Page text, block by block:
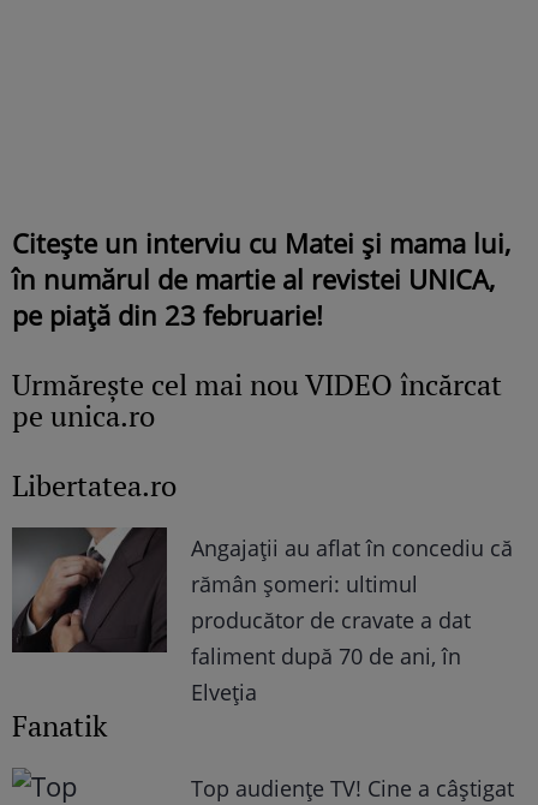
Citește un interviu cu Matei și mama lui,
în numărul de martie al revistei UNICA,
pe piață din 23 februarie!
Urmăreşte cel mai nou VIDEO încărcat
pe unica.ro
Libertatea.ro
Angajații au aflat în concediu că
rămân șomeri: ultimul
producător de cravate a dat
faliment după 70 de ani, în
Elveția
Fanatik
Top audienţe TV! Cine a câştigat